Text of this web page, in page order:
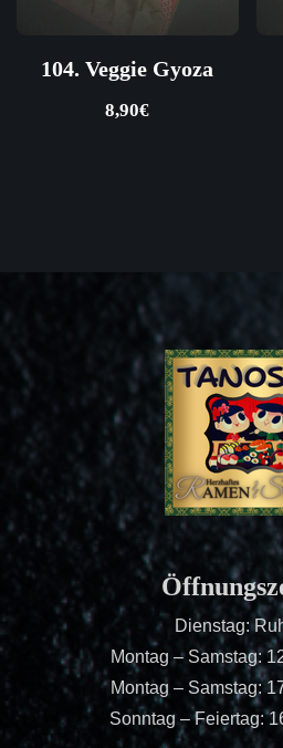
104. Veggie Gyoza
8,90€
Dienstag:
Montag – Samstag:
Montag – Samstag:
Sonntag – Feiertag: